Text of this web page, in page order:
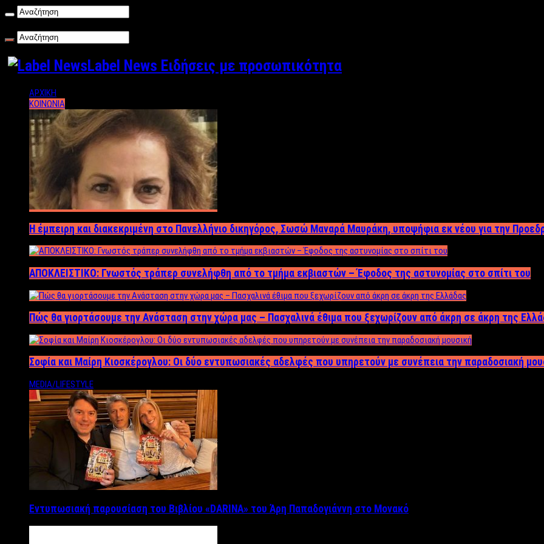
Label News Ειδήσεις με προσωπικότητα
ΑΡΧΙΚΗ
ΚΟΙΝΩΝΙΑ
Η έμπειρη και διακεκριμένη στο Πανελλήνιο δικηγόρος, Σωσώ Μαναρά Μαυράκη, υποψήφια εκ νέου για την
ΑΠΟΚΛΕΙΣΤΙΚΟ: Γνωστός τράπερ συνελήφθη από το τμήμα εκβιαστών – Έφοδος της αστυνομίας στο σπίτι του
Πώς θα γιορτάσουμε την Ανάσταση στην χώρα μας – Πασχαλινά έθιμα που ξεχωρίζουν από άκρη σε άκρη της
Σοφία και Μαίρη Κιοσκέρογλου: Οι δύο εντυπωσιακές αδελφές που υπηρετούν με συνέπεια την παραδοσιακή
MEDIA/LIFESTYLE
Εντυπωσιακή παρουσίαση του Βιβλίου «DARINA» του Άρη Παπαδογιάννη στο Μονακό